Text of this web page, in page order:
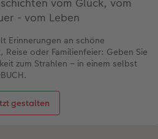
- vom Leben
Erinnerungen an schöne
Reise oder Familienfeier: Geben Sie
zum Strahlen – in einem selbst
gestalten